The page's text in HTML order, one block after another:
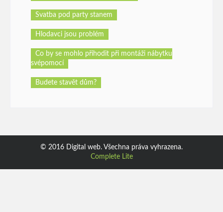
Svatba pod party stanem
Hlodavci jsou problém
Co by se mohlo přihodit při montáži nábytku
svépomocí
Budete stavět dům?
© 2016 Digital web. Všechna práva vyhrazena.
Complete Lite